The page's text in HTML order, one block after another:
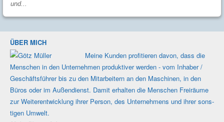
und...
ÜBER MICH
Meine Kunden profi­tieren davon, dass die
Men­schen in den Unter­nehmen produk­tiver werden - vom Inhaber /
Geschäfts­führer bis zu den Mit­ar­beitern an den Maschi­nen, in den
Büros oder im Außen­dienst. Damit erhalten die Men­schen Frei­räume
zur Weiter­ent­wicklung ihrer Person, des Unter­nehmens und ihrer sons­
tigen Umwelt.